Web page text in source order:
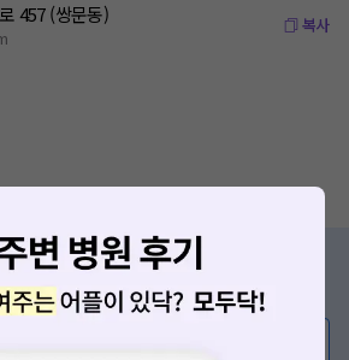
457 (쌍문동) 복사
, 궁금한 점이 있나요?
사가 직접 답해드려요!